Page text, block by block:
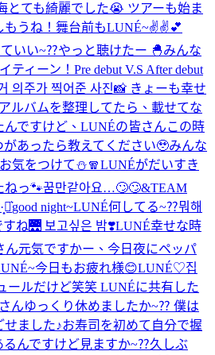
とても綺麗でした😭 ツアーも始ま
うね！ 舞台前もLUNÉ~✌️✌️💕
ていい~⁇やっと聴けたー 🐣みんな
ティーン！ Pre debut V.S After debut
의주가 찍어준 사진📸 きょーも幸せ
アルバムを整理してたら、載せてな
んですけど、LUNÉの皆さんこの時
あったら教えてください🥹みんな
お気をつけて⛄️🧣LUNÉがだいすき
ねっ🐾꿈만같아요…🙄🙄&TEAM
good night~LUNÉ何してる~⁇뭐해
ね🌉 보고싶은 밤❣️LUNÉ幸せな時
ん元気ですかー、今日夜にペッパ
今日もお疲れ様😊LUNÉ♡집
ールだけど笑笑 LUNÉに共有した
んゆっくり休めましたか~⁇ 僕は
ました♪お寿司を初めて自分で握
んですけど見ますか~⁇久しぶ